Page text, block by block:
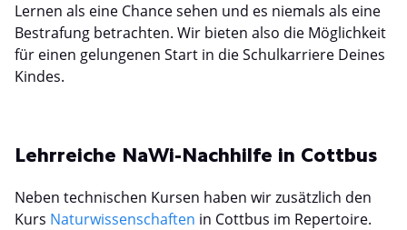
Lernen als eine Chance sehen und es niemals als eine
Bestrafung betrachten. Wir bieten also die Möglichkeit
für einen gelungenen Start in die Schulkarriere Deines
Kindes.
Lehrreiche NaWi-Nachhilfe in Cottbus
Neben technischen Kursen haben wir zusätzlich den
Kurs Naturwissenschaften in Cottbus im Repertoire.